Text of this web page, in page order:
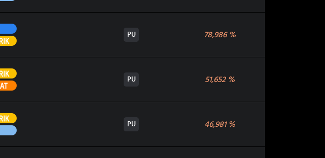
Eau
Électrik
PU 78,986%
Électrik
Combat
PU 51,652%
Électrik
Vol
PU 46,981%